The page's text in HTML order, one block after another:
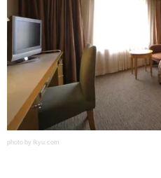
photo by ikyu.com